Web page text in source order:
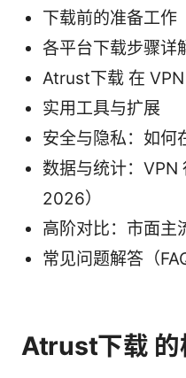
下载前的准备工作
各平台下载步骤详
Atrust下载 在
实用工具与扩展
安全与隐私：如何
数据与统计：
2026）
高阶对比：市面主
常见问题解答（
Atrust下载 的